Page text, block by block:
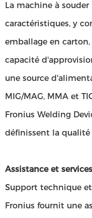
La machine à
caractéristiques, y
emballage en
capacité
une source
MIG/MAG, MMA et
Fronius Welding
définissent la qualité
Assistance et
Support technique
Fronius fournit une